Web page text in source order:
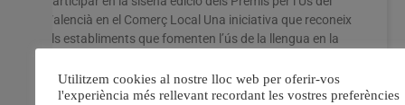
Valencià en el Comerç Local Una iniciativa que reconeix
els establiments que fomenten l’ús de la llengua en la
Servei de Normalització Lingüística